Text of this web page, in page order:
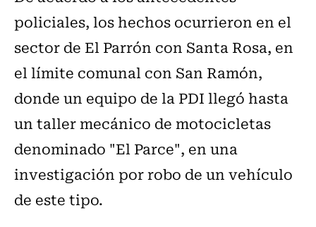
policiales, los hechos ocurrieron en el
sector de El Parrón con Santa Rosa, en
el límite comunal con San Ramón,
donde un equipo de la PDI llegó hasta
un taller mecánico de motocicletas
denominado "El Parce", en una
investigación por robo de un vehículo
de este tipo.